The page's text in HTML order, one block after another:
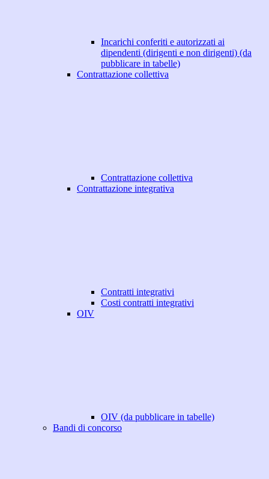
Incarichi conferiti e autorizzati ai
dipendenti (dirigenti e non dirigenti) (da
pubblicare in tabelle)
Contrattazione collettiva
Contrattazione collettiva
Contrattazione integrativa
Contratti integrativi
Costi contratti integrativi
OIV
OIV (da pubblicare in tabelle)
Bandi di concorso